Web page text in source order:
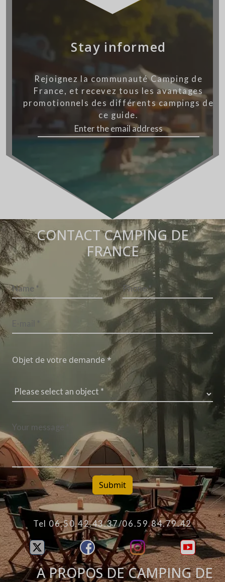
Stay informed
Rejoignez la communauté Camping de
France, et recevez tous les avantages
promotionnels des différents campings de
ce guide.
CONTACT CAMPING DE
FRANCE
Objet de votre demande *
Submit
Tel 06.50.42.43.37/06.59.84.79.42
A PROPOS DE CAMPING DE